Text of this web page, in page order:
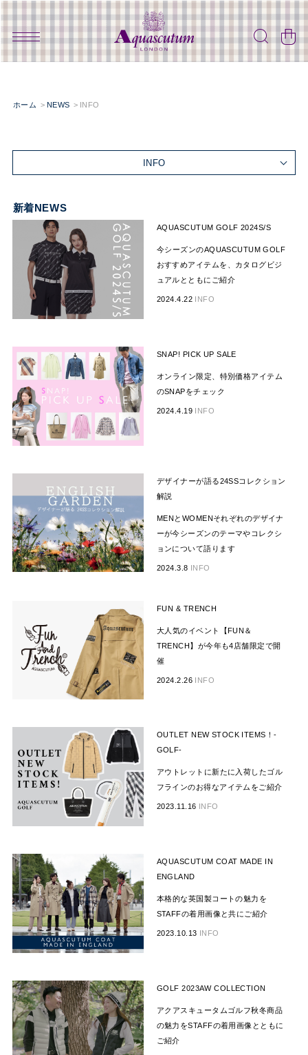
ホーム NEWS INFO
INFO
新着NEWS
AQUASCUTUM GOLF 2024S/S
今シーズンのAQUASCUTUM GOLF
おすすめアイテムを、カタログビジ
ュアルとともにご紹介
2024.4.22 INFO
SNAP! PICK UP SALE
オンライン限定、特別価格アイテム
のSNAPをチェック
2024.4.19 INFO
デザイナーが語る24SSコレクション
解説
MENとWOMENそれぞれのデザイナ
ーが今シーズンのテーマやコレクシ
ョンについて語ります
2024.3.8 INFO
FUN & TRENCH
大人気のイベント【FUN＆
TRENCH】が今年も4店舗限定で開
催
2024.2.26 INFO
OUTLET NEW STOCK ITEMS！-
GOLF-
アウトレットに新たに入荷したゴル
フラインのお得なアイテムをご紹介
2023.11.16 INFO
AQUASCUTUM COAT MADE IN
ENGLAND
本格的な英国製コートの魅力を
STAFFの着用画像と共にご紹介
2023.10.13 INFO
GOLF 2023AW COLLECTION
アクアスキュータムゴルフ秋冬商品
の魅力をSTAFFの着用画像とともに
ご紹介